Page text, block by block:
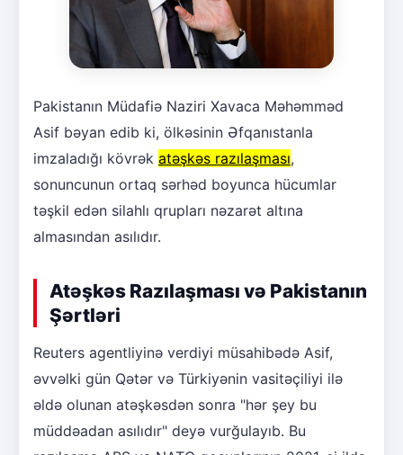
Pakistanın Müdafiə Naziri Xavaca Məhəmməd
Asif bəyan edib ki, ölkəsinin Əfqanıstanla
imzaladığı kövrək atəşkəs razılaşması,
sonuncunun ortaq sərhəd boyunca hücumlar
təşkil edən silahlı qrupları nəzarət altına
almasından asılıdır.
Atəşkəs Razılaşması və Pakistanın
Şərtləri
Reuters agentliyinə verdiyi müsahibədə Asif,
əvvəlki gün Qətər və Türkiyənin vasitəçiliyi ilə
əldə olunan atəşkəsdən sonra "hər şey bu
müddəadan asılıdır" deyə vurğulayıb. Bu